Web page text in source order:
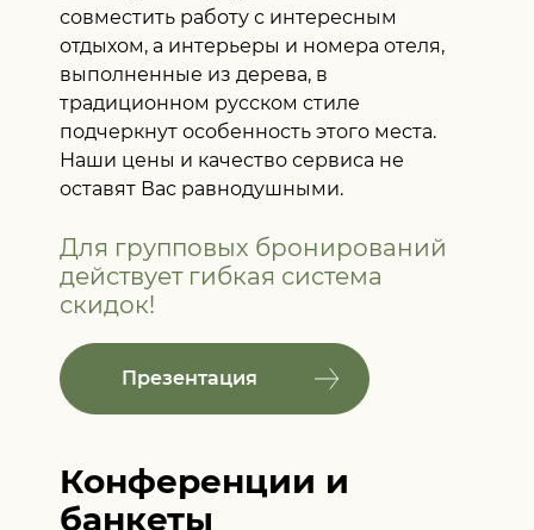
совместить работу с интересным
отдыхом, а интерьеры и номера отеля,
выполненные из дерева, в
традиционном русском стиле
подчеркнут особенность этого места.
Наши цены и качество сервиса не
оставят Вас равнодушными.
Для групповых бронирований
действует гибкая система
скидок!
Презентация
Конференции и
банкеты